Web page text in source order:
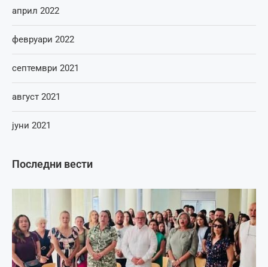
Последни вести
април 2022
февруари 2022
септември 2021
август 2021
јуни 2021